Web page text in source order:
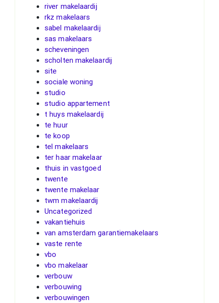
river makelaardij
rkz makelaars
sabel makelaardij
sas makelaars
scheveningen
scholten makelaardij
site
sociale woning
studio
studio appartement
t huys makelaardij
te huur
te koop
tel makelaars
ter haar makelaar
thuis in vastgoed
twente
twente makelaar
twm makelaardij
Uncategorized
vakantiehuis
van amsterdam garantiemakelaars
vaste rente
vbo
vbo makelaar
verbouw
verbouwing
verbouwingen